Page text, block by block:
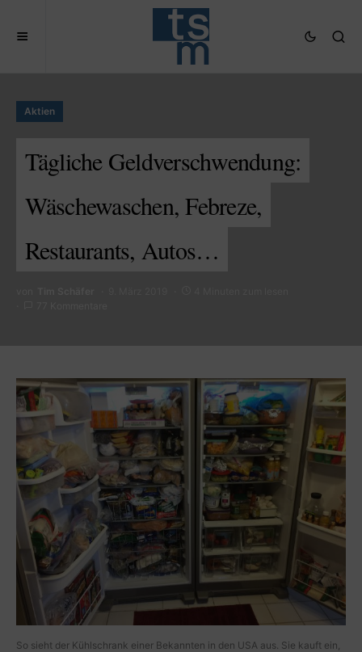
Aktien
Tägliche Geldverschwendung:
Wäschewaschen, Febreze,
Restaurants, Autos…
So sieht der Kühlschrank einer Bekannten in den USA aus. Sie kauft ein,